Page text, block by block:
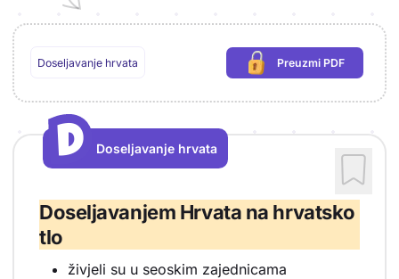
Doseljavanje hrvata Preuzmi PDF
(potrebna prijava)
D
D
Doseljavanje hrvata
Doseljavanjem Hrvata na hrvatsko
tlo
živjeli su u seoskim zajednicama